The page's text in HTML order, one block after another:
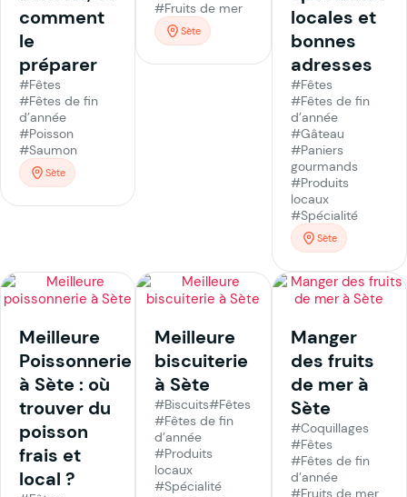
comment
le
préparer
#Fêtes
#Fêtes de fin
d’année
#Poisson
#Saumon
Sète
#Fruits de mer
Sète
locales et
bonnes
adresses
#Fêtes
#Fêtes de fin
d’année
#Gâteau
#Paniers
gourmands
#Produits
locaux
#Spécialité
Sète
Meilleure
Poissonnerie
à Sète : où
trouver du
poisson
frais et
local ?
Meilleure
biscuiterie
à Sète
#Biscuits#Fêtes
#Fêtes de fin
d’année
#Produits
locaux
#Spécialité
Manger
des fruits
de mer à
Sète
#Coquillages
#Fêtes
#Fêtes de fin
d’année
#Fruits de mer